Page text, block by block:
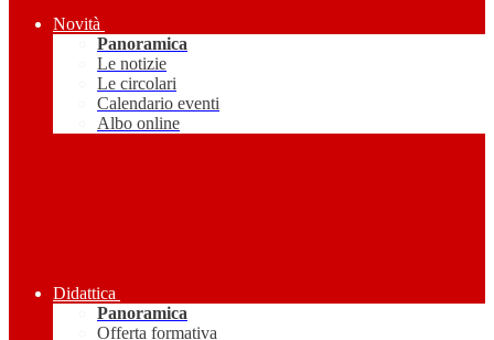
Novità
Panoramica
Le notizie
Le circolari
Calendario eventi
Albo online
Didattica
Panoramica
Offerta formativa